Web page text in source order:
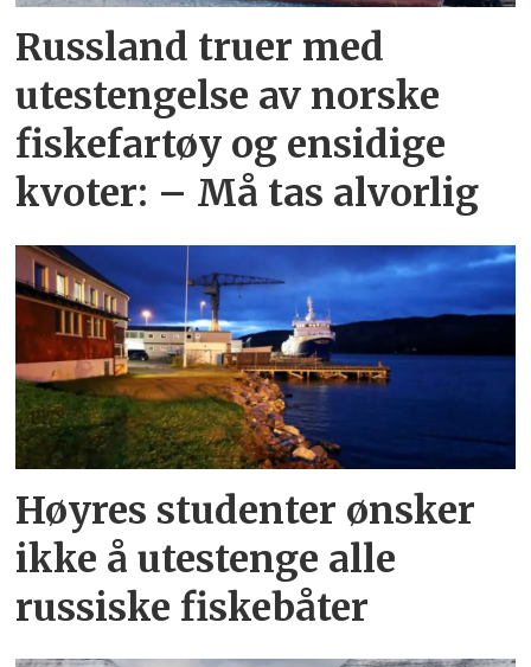
Russland truer med
utestengelse av norske
fiskefartøy og ensidige
kvoter: – Må tas alvorlig
Høyres studenter ønsker
ikke å utestenge alle
russiske fiskebåter